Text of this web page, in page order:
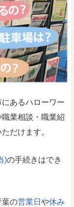
あるハローワー
業相談・職業紹
だけます。
)の手続きはでき
葉の営業日 や休み